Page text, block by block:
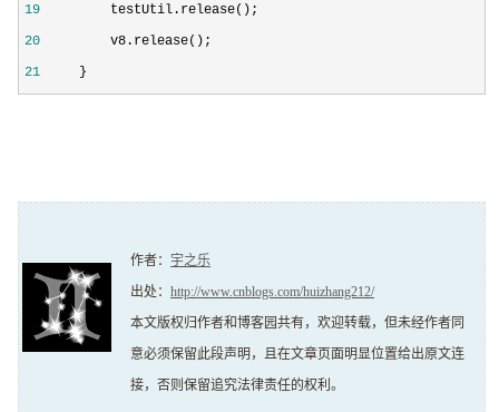
19
20
21
     }
作者： 宇之乐
出处： http://www.cnblogs.com/huizhang212/
本文版权归作者和博客园共有，欢迎转载，但未经作者同
意必须保留此段声明，且在文章页面明显位置给出原文连
接，否则保留追究法律责任的权利。